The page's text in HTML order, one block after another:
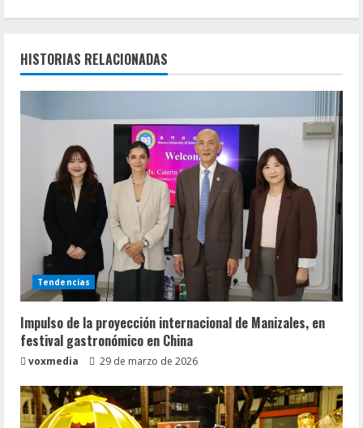
e
y
HISTORIAS RELACIONADAS
Tendencias
Impulso de la proyección internacional de Manizales, en
festival gastronómico en China
voxmedia 29 de marzo de 2026